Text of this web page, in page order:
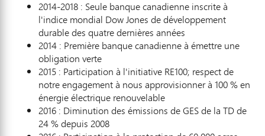
2014-2018 : Seule banque canadienne inscrite à
l'indice mondial Dow Jones de développement
durable des quatre dernières années
2014 : Première banque canadienne à émettre une
obligation verte
2015 : Participation à l'initiative RE100; respect de
notre engagement à nous approvisionner à 100 % en
énergie électrique renouvelable
2016 : Diminution des émissions de GES de la TD de
24 % depuis 2008